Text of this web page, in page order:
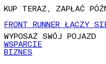
KUP TERAZ, ZAPŁAĆ
FRONT RUNNER ŁĄCZY
WYPOSAŻ SWÓJ POJAZD
WSPARCIE
BIZNES